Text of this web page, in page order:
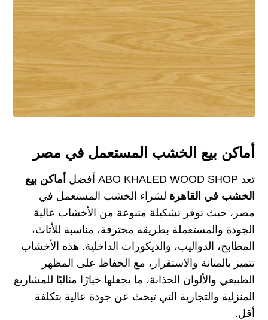
أماكن بيع الخشب المستعمل في مصر
تعد ABO KHALED WOOD SHOP أفضل أماكن بيع
الخشب في القاهرة لشراء الخشب المستعمل في
مصر، حيث توفر تشكيلة متنوعة من الأخشاب عالية
الجودة والمستعملة بطريقة محترفة، مناسبة للأثاث،
المطابخ، الدواليب، والديكورات الداخلية. هذه الأخشاب
تتميز بالمتانة والاستقرار، مع الحفاظ على المظهر
الطبيعي والألوان الجذابة، ما يجعلها خيارًا مثاليًا للمشاريع
المنزلية والتجارية التي تبحث عن جودة عالية بتكلفة
أقل.